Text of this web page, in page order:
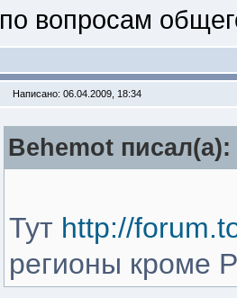
по вопросам
Написано: 06.04.2009, 18:34
Behemot писал(a):
Тут http://
регионы кроме